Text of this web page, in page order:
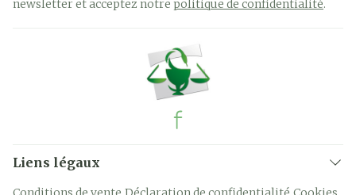
newsletter et acceptez notre politique de confidentialité.
Liens légaux